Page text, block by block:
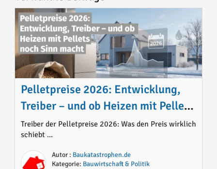
Pelletpreise 2026: Entwicklung,
Treiber – und ob Heizen mit Pellets
noch Sinn macht
Treiber der Pelletpreise 2026: Was den Preis wirklich
schiebt ...
Autor : Baukatastrophen.de
Kategorie: Bauwirtschaft & Politik